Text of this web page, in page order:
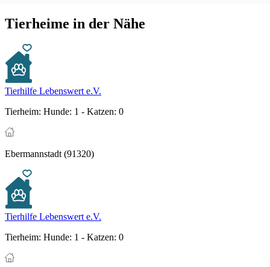
Tierheime in der Nähe
Tierhilfe Lebenswert e.V.
Tierheim: Hunde: 1 - Katzen: 0
Ebermannstadt (91320)
Tierhilfe Lebenswert e.V.
Tierheim: Hunde: 1 - Katzen: 0